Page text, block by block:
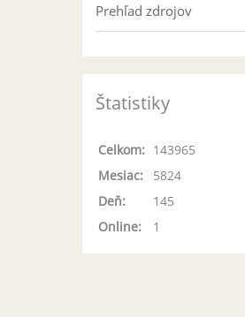
Prehľad zdrojov
Štatistiky
Online: 1
Celkom: 143965
Mesiac:
5824
Deň:
145